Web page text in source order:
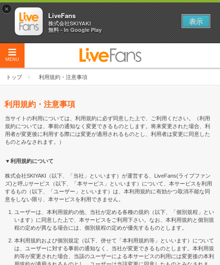
MENU
トップ 利用規約・注意事項
利用規約・注意事項
当サイトの利用については、利用規約に必ず同意した上で、ご利用ください。（利用
規約については、事前の通知なく変更できるものとします。将来変更された場合、利
用者が変更後に利用する際には変更が適用されるものとし、利用者は変更に同意した
ものとみなされます。）
▼利用規約について
株式会社SKIYAKI（以下、「当社」といいます）が運営する、LiveFans(ライブファン
ズ)と呼ぶサービス（以下、「本サービス」といいます）について、本サービスを利用
するもの（以下、「ユーザー」といいます）は、本利用規約に有効かつ取消不能な同
意をしない限り、本サービスを利用できません。
ユーザーは、本利用規約の他、当社が定める各種の規約（以下、「個別規程」とい
います）に同意した上で、本サービスをご利用下さい。なお、本利用規約と個別規
程の定めが異なる場合には、個別規程の定めが優先するものとします。
本利用規約および個別規定（以下、併せて「本利用規約等」といいます）について
は、ユーザーに対する事前の通知なく、当社が変更できるものとします。本利用規
約等が変更された場合、当該のユーザーによる本サービスの利用には変更後の本利
×
LiveFans
株式会社SKIYAKI
無料 - In Google Play
表示